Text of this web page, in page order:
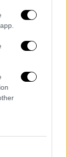
κλπ)
για